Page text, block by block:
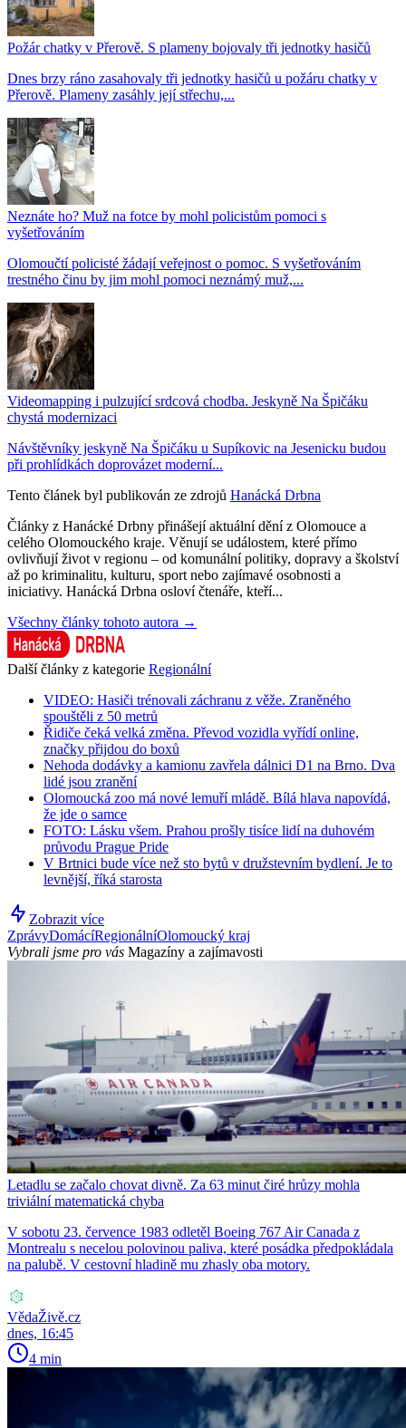
Požár chatky v Přerově. S plameny bojovaly tři jednotky hasičů
Dnes brzy ráno zasahovaly tři jednotky hasičů u požáru chatky v
Přerově. Plameny zasáhly její střechu,...
Neznáte ho? Muž na fotce by mohl policistům pomoci s
vyšetřováním
Olomoučtí policisté žádají veřejnost o pomoc. S vyšetřováním
trestného činu by jim mohl pomoci neznámý muž,...
Videomapping i pulzující srdcová chodba. Jeskyně Na Špičáku
chystá modernizaci
Návštěvníky jeskyně Na Špičáku u Supíkovic na Jesenicku budou
při prohlídkách doprovázet moderní...
Tento článek byl publikován ze zdrojů Hanácká Drbna
Články z Hanácké Drbny přinášejí aktuální dění z Olomouce a
celého Olomouckého kraje. Věnují se událostem, které přímo
ovlivňují život v regionu – od komunální politiky, dopravy a školství
až po kriminalitu, kulturu, sport nebo zajímavé osobnosti a
iniciativy. Hanácká Drbna osloví čtenáře, kteří...
Všechny články tohoto autora →
Další články z kategorie Regionální
VIDEO: Hasiči trénovali záchranu z věže. Zraněného
spouštěli z 50 metrů
Řidiče čeká velká změna. Převod vozidla vyřídí online,
značky přijdou do boxů
Nehoda dodávky a kamionu zavřela dálnici D1 na Brno. Dva
lidé jsou zranění
Olomoucká zoo má nové lemuří mládě. Bílá hlava napovídá,
že jde o samce
FOTO: Lásku všem. Prahou prošly tisíce lidí na duhovém
průvodu Prague Pride
V Brtnici bude více než sto bytů v družstevním bydlení. Je to
levnější, říká starosta
Zobrazit více
ZprávyDomácíRegionálníOlomoucký kraj
Vybrali jsme pro vás Magazíny a zajímavosti
Letadlu se začalo chovat divně. Za 63 minut čiré hrůzy mohla
triviální matematická chyba
V sobotu 23. července 1983 odletěl Boeing 767 Air Canada z
Montrealu s necelou polovinou paliva, které posádka předpokládala
na palubě. V cestovní hladině mu zhasly oba motory.
VědaŽivě.cz
dnes, 16:45
4 min